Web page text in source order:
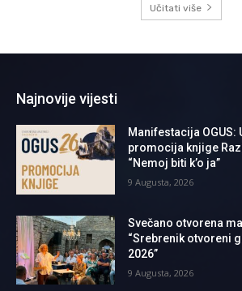
Učitati više
Najnovije vijesti
Manifestacija OGUS:
promocija knjige
“Nemoj biti k’o ja”
9 Augusta, 2026
Svečano otvorena
“Srebrenik otvoreni
2026”
9 Augusta, 2026